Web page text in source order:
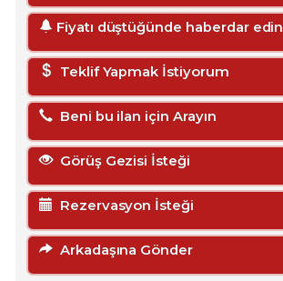
Fiyatı düştüğünde haberdar edin
Teklif Yapmak İstiyorum
Beni bu ilan için Arayın
Görüş Gezisi İsteği
Rezervasyon İsteği
Arkadaşına Gönder